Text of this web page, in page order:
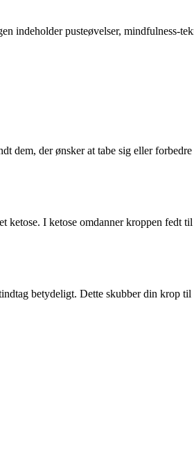
indeholder pusteøvelser, mindfulness-
der ønsker at tabe sig eller
I ketose omdanner kroppen fedt
betydeligt. Dette skubber din krop